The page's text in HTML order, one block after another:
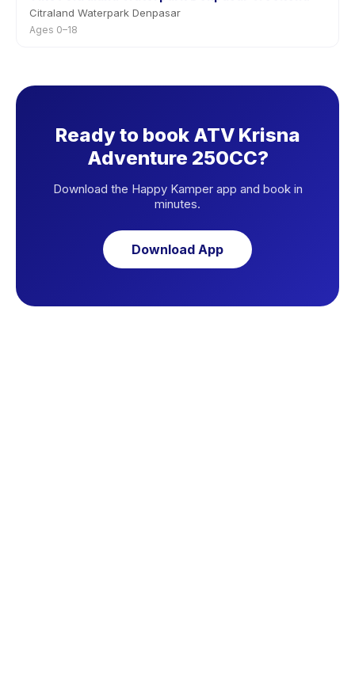
Citraland Waterpark Denpasar
Ages 0–18
Ready to book ATV Krisna
Adventure 250CC?
Download the Happy Kamper app and book in
minutes.
Download App